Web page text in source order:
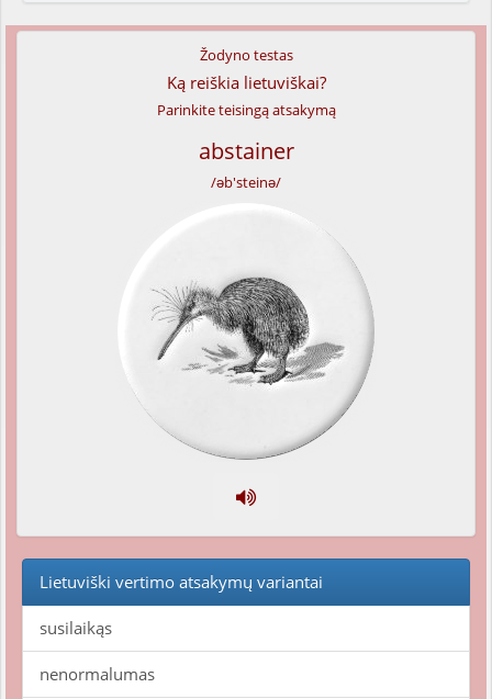
Žodyno testas
Ką reiškia lietuviškai?
Parinkite teisingą atsakymą
abstainer
/əb'steinə/
Lietuviški vertimo atsakymų variantai
susilaikąs
nenormalumas